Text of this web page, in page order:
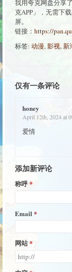
我用夸克网盘分享
克APP」，无需下
屏。
链接： https://
标签: 动漫,影视, 新
仅有一条评论
honey
April 12th, 2024 at
爱情
添加新评论
称呼
Email
网站